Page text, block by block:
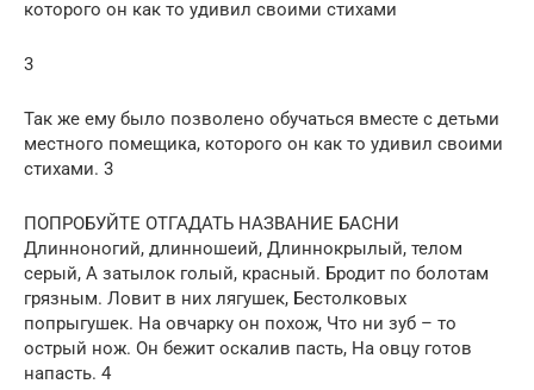
которого он как то удивил своими стихами
3
Так же ему было позволено обучаться вместе с детьми
местного помещика, которого он как то удивил своими
стихами. 3
ПОПРОБУЙТЕ ОТГАДАТЬ НАЗВАНИЕ БАСНИ
Длинноногий, длинношеий, Длиннокрылый, телом
серый, А затылок голый, красный. Бродит по болотам
грязным. Ловит в них лягушек, Бестолковых
попрыгушек. На овчарку он похож, Что ни зуб – то
острый нож. Он бежит оскалив пасть, На овцу готов
напасть. 4